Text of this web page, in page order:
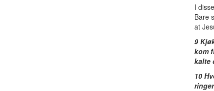
I
Bare
at
9
kom
kalte
10